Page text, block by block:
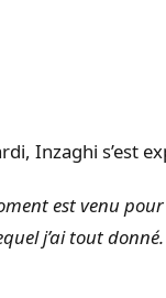
Inzaghi s’est
est venu
j’ai tout